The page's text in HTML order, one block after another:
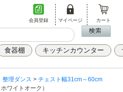
会員登録 マイページ カート
食器棚 キッチンカウンター
整理ダンス
チェスト幅31cm～60cm
ワイトオーク）